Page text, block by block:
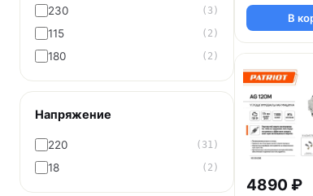
230 (3)
115 (2)
180 (2)
Напряжение
220 (31)
18 (2)
В
4890 ₽